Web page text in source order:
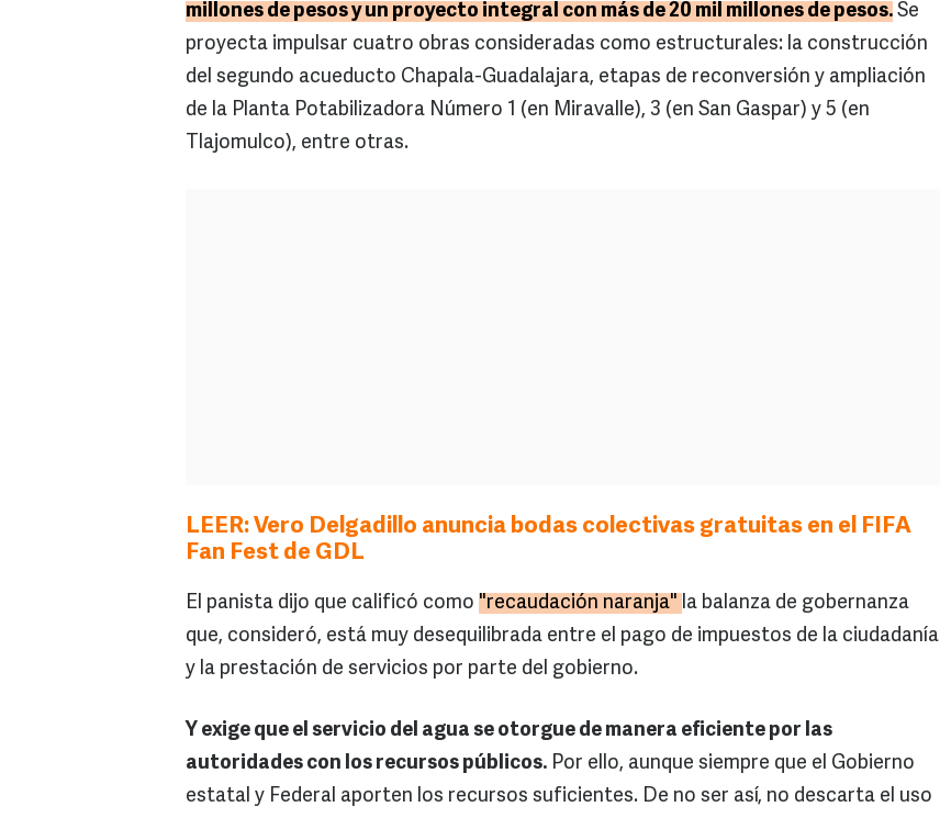
millones de pesos y un proyecto integral con más de 20 mil millones de pesos. Se
proyecta impulsar cuatro obras consideradas como estructurales: la construcción
del segundo acueducto Chapala-Guadalajara, etapas de reconversión y ampliación
de la Planta Potabilizadora Número 1 (en Miravalle), 3 (en San Gaspar) y 5 (en
Tlajomulco), entre otras.
LEER: Vero Delgadillo anuncia bodas colectivas gratuitas en el FIFA
Fan Fest de GDL
El panista dijo que calificó como "recaudación naranja" la balanza de gobernanza
que, consideró, está muy desequilibrada entre el pago de impuestos de la ciudadanía
y la prestación de servicios por parte del gobierno.
Y exige que el servicio del agua se otorgue de manera eficiente por las
autoridades con los recursos públicos. Por ello, aunque siempre que el Gobierno
estatal y Federal aporten los recursos suficientes. De no ser así, no descarta el uso